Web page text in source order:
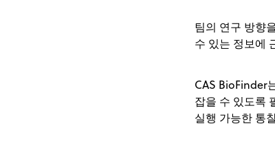
팀의 연구 방향
수 있는 정보에
CAS BioFinder
잡을 수 있도록
실행 가능한 통